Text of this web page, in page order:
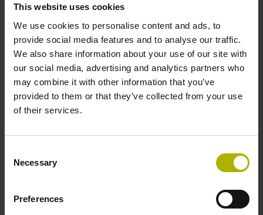
This website uses cookies
We use cookies to personalise content and ads, to
provide social media features and to analyse our traffic.
We also share information about your use of our site with
our social media, advertising and analytics partners who
may combine it with other information that you’ve
provided to them or that they’ve collected from your use
of their services.
Selection
Necessary
Preferences
secteur ? Consultez lavue d'ensemble des différents
secteurs .
reset filter
Output signal
select...
5 results